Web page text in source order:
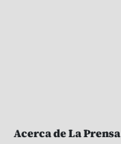
Acerca de La Prensa